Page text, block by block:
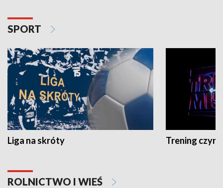
SPORT
Liga na skróty Trening czyni
ROLNICTWO I WIEŚ